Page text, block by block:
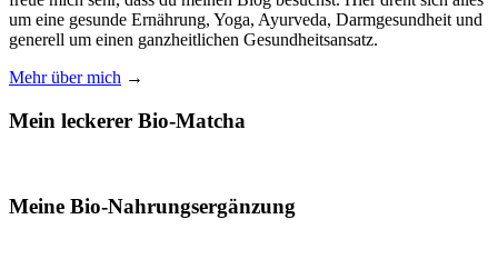
um eine gesunde Ernährung, Yoga, Ayurveda, Darmgesundheit und
generell um einen ganzheitlichen Gesundheitsansatz.
Mehr über mich →
Mein leckerer Bio-Matcha
Meine Bio-Nahrungsergänzung